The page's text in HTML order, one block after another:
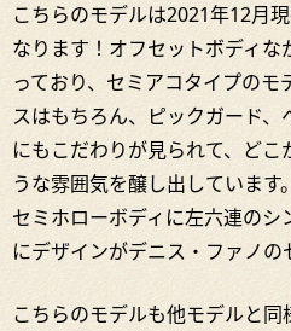
こちらのモデルは2021年12月
なります！オフセットボディ
っており、セミアコタイプのモ
スはもちろん、ピックガード、
にもこだわりが見られて、ど
うな雰囲気を醸し出しています。
セミホローボディに左六連のシ
にデザインがデニス・ファノの
こちらのモデルも他モデルと